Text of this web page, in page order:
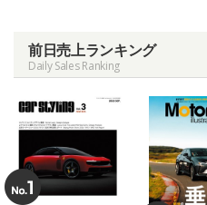
前日売上ランキング
Daily Sales Ranking